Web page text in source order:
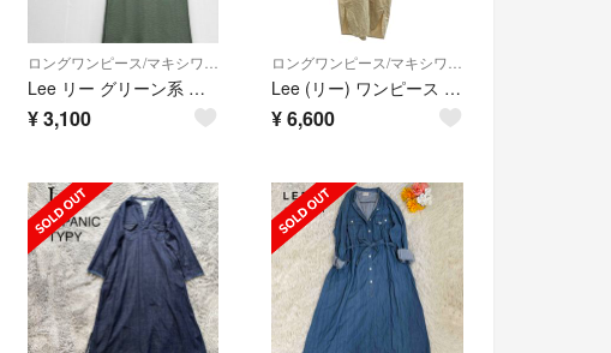
Lee リー グリーン系 ワッフル生地 ノースリーブ ロングワンピース スリット
¥3,100
Lee (リー) ワンピース ドレス Lee×ROSSO WORK DRESS ナチュラル FREE
¥6,600